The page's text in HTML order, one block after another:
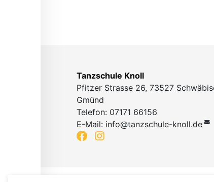
Tanzschule Knoll
Pfitzer Strasse 26, 73527
Gmünd
Telefon: 07171 66156
E-Mail: info@tanzschule-knoll.de